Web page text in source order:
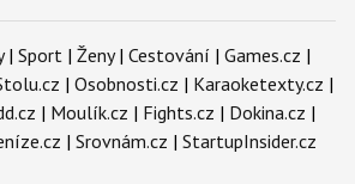
| Sport | Ženy| Cestování | Games.cz |
| Osobnosti.cz | Karaoketexty.cz |
| Moulík.cz | Fights.cz | Dokina.cz |
| Srovnám.cz | StartupInsider.cz